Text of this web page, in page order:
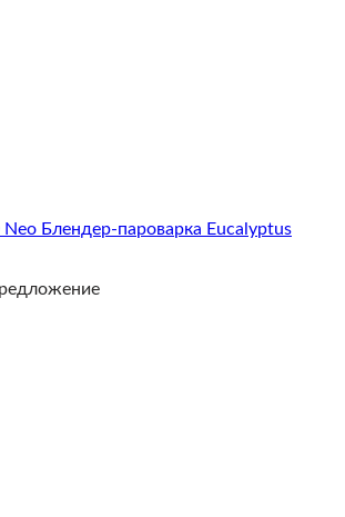
Блендер-пароварка Eucalyptus